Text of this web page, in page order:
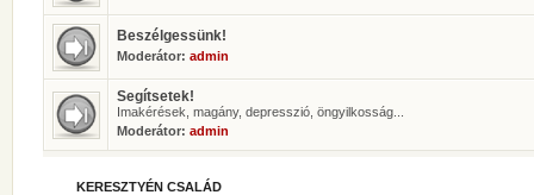
Beszélgessünk!
Moderátor: admin
Segítsetek!
Imakérések, magány, depresszió, öngyilkosság...
Moderátor: admin
KERESZTYÉN CSALÁD